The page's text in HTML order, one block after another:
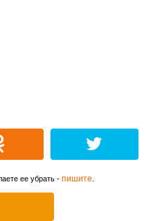
ее убрать - пишите